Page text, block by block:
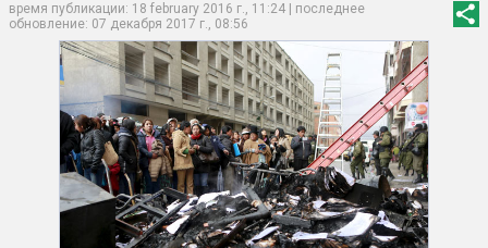
время публикации: 18 february 2016 г., 11:24 | последнее
обновление: 07 декабря 2017 г., 08:56